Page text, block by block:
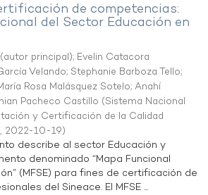
de competencias:
del Sector Educación en
principal); Evelin Catacora
Velando; Stephanie Barboza Tello;
Rosa Malásquez Sotelo; Anahí
Pacheco Castillo (Sistema Nacional
y Certificación de la Calidad
, 2022-10-19)
describe al sector Educación y
denominado “Mapa Funcional
(MFSE) para fines de certificación de
del Sineace. El MFSE ...